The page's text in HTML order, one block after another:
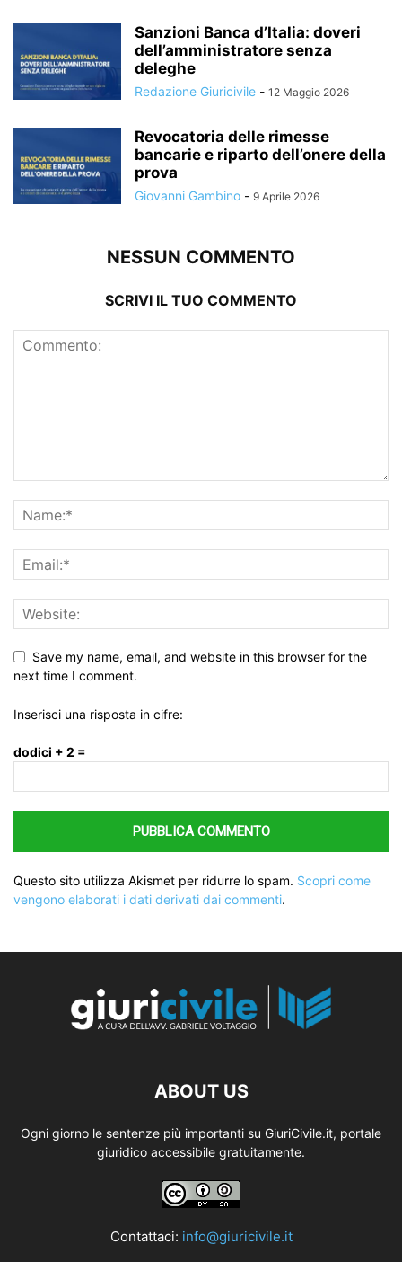
Sanzioni Banca d’Italia: doveri
dell’amministratore senza
deleghe
Redazione Giuricivile - 12 Maggio 2026
Revocatoria delle rimesse
bancarie e riparto dell’onere della
prova
Giovanni Gambino - 9 Aprile 2026
NESSUN COMMENTO
SCRIVI IL TUO COMMENTO
Save my name, email, and website in this browser for the
next time I comment.
Inserisci una risposta in cifre:
dodici + 2 =
Questo sito utilizza Akismet per ridurre lo spam. Scopri come
vengono elaborati i dati derivati dai commenti.
ABOUT US
Ogni giorno le sentenze più importanti su GiuriCivile.it, portale
giuridico accessibile gratuitamente.
Contattaci: info@giuricivile.it